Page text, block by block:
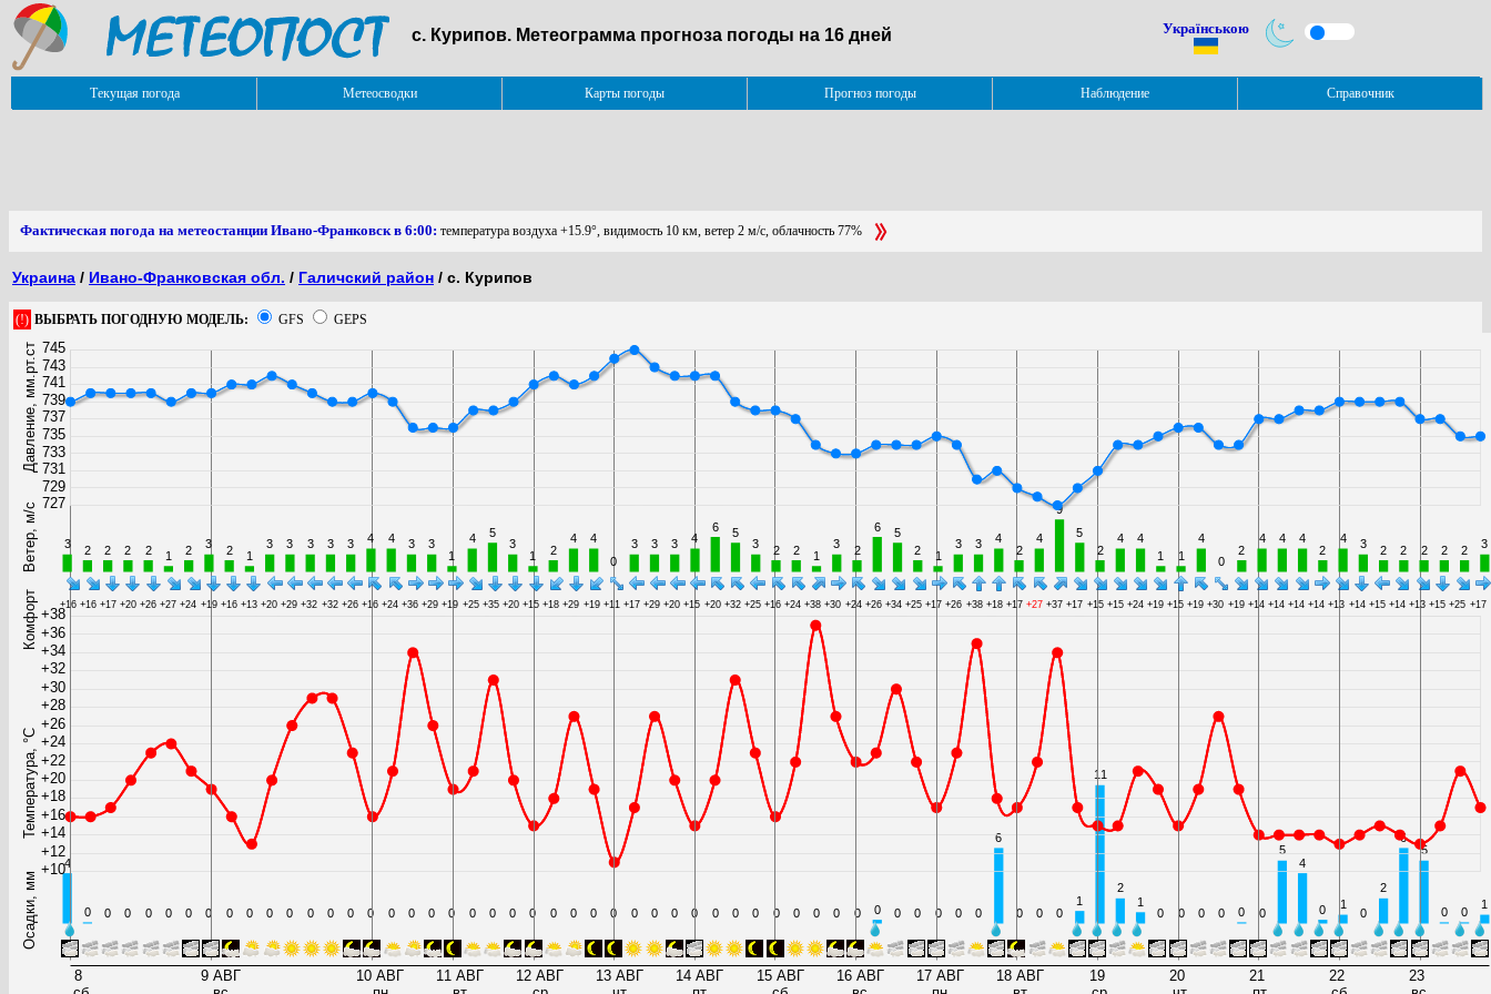
с. Курипов. Метеограмма прогноза погоды на 16 дней Українською
Текущая погода Метеосводки Карты погоды Прогноз погоды Наблюдение Справочник
Фактическая погода на метеостанции Ивано-Франковск в 6:00: температура воздуха +15.9°, видимость 10 км, ветер 2 м/с, облачность 77%
Украина / Ивано-Франковская обл. / Галичский район / с. Курипов
(!) ВЫБРАТЬ ПОГОДНУЮ МОДЕЛЬ: GFS GEPS